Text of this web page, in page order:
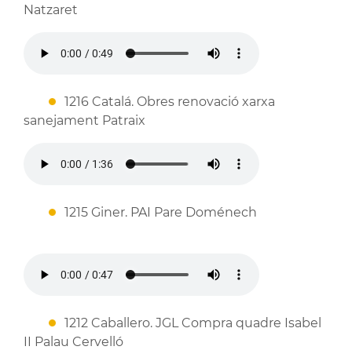
Natzaret
1216 Catalá. Obres renovació xarxa
sanejament Patraix
1215 Giner. PAI Pare Doménech
1212 Caballero. JGL Compra quadre Isabel
II Palau Cervelló